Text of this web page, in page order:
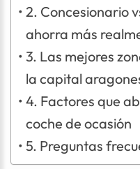
2. Concesionario
ahorra más
3. Las mejores
la capital
4. Factores que
coche de ocasión
5. Preguntas